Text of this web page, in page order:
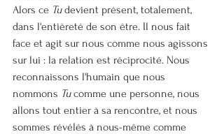
Alors ce Tu devient présent, totalement,
dans l'entièreté de son être. Il nous fait
face et agit sur nous comme nous agissons
sur lui : la relation est réciprocité. Nous
reconnaissons l'humain que nous
nommons Tu comme une personne, nous
allons tout entier à sa rencontre, et nous
sommes révélés à nous-même comme